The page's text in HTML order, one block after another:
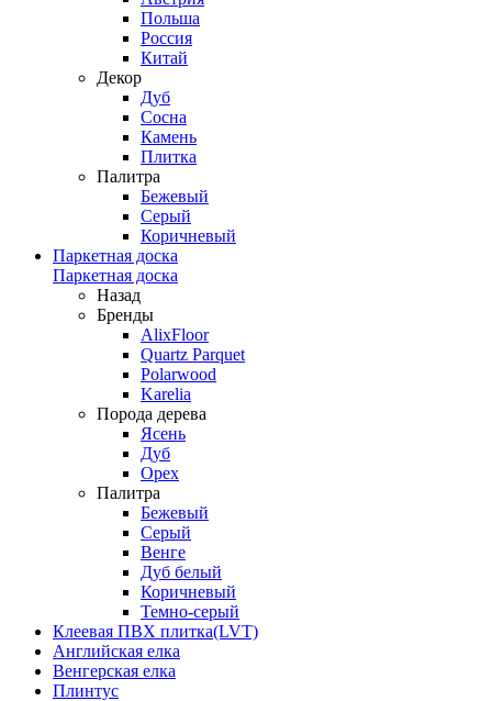
Польша
Россия
Китай
Декор
Дуб
Сосна
Камень
Плитка
Палитра
Бежевый
Серый
Коричневый
Паркетная доска
Паркетная доска
Назад
Бренды
AlixFloor
Quartz Parquet
Polarwood
Karelia
Порода дерева
Ясень
Дуб
Орех
Палитра
Бежевый
Серый
Венге
Дуб белый
Коричневый
Темно-серый
Клеевая ПВХ плитка(LVT)
Английская елка
Венгерская елка
Плинтус